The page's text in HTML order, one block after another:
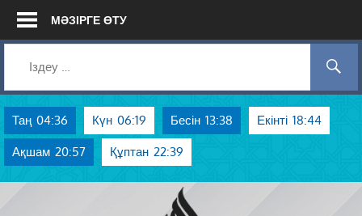
Skip
МӘЗІРГЕ ӨТУ
Таң 04:36 Күн 06:19 Бесін 13:38 Екінті 18:44
Ақшам 20:57 Құптан 22:39